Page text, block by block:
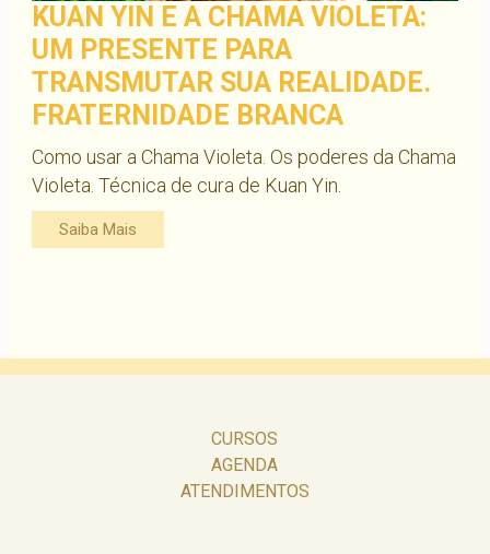
KUAN YIN E A CHAMA VIOLETA:
UM PRESENTE PARA
TRANSMUTAR SUA REALIDADE.
FRATERNIDADE BRANCA
Como usar a Chama Violeta. Os poderes da Chama
Violeta. Técnica de cura de Kuan Yin.
Saiba Mais
CURSOS
AGENDA
ATENDIMENTOS